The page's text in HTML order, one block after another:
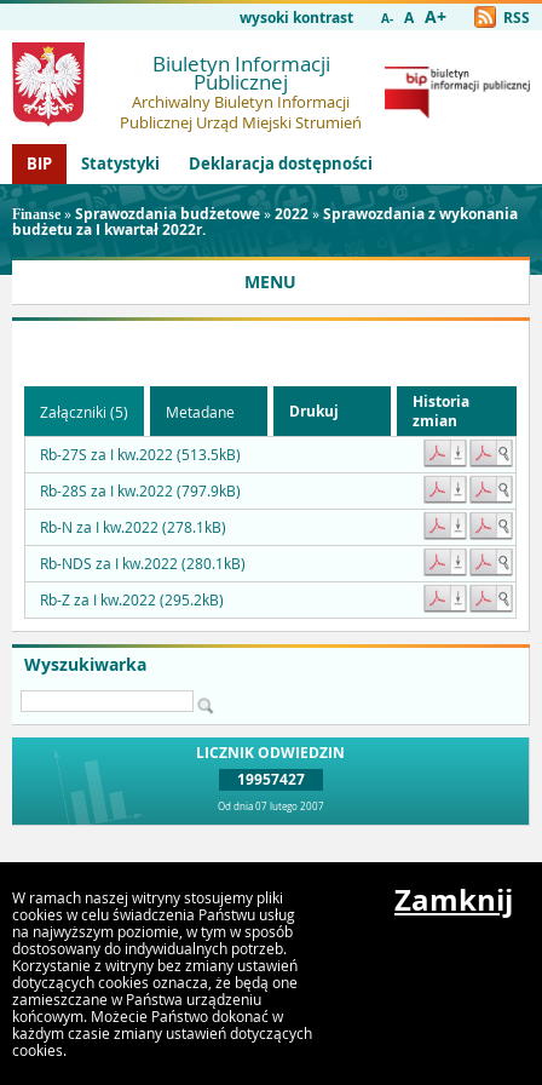
wysoki kontrast A- A A+ RSS
Biuletyn Informacji
Publicznej
Archiwalny Biuletyn Informacji
Publicznej Urząd Miejski Strumień
BIP
Statystyki Deklaracja dostępności
Finanse »Sprawozdania budżetowe»2022»Sprawozdania z wykonania
budżetu za I kwartał 2022r.
MENU
Wyszukiwarka
LICZNIK ODWIEDZIN
19957427
Od dnia 07 lutego 2007
Załączniki (5) Metadane Drukuj
Historia
zmian
Rb-27S za I kw.2022 (513.5kB)
Rb-28S za I kw.2022 (797.9kB)
Rb-N za I kw.2022 (278.1kB)
Rb-NDS za I kw.2022 (280.1kB)
Rb-Z za I kw.2022 (295.2kB)
Przejdź do góry
Urząd Miejski Strumień
ul. Rynek 4, 43-246 Strumień
W ramach naszej witryny stosujemy pliki
cookies w celu świadczenia Państwu usług
na najwyższym poziomie, w tym w sposób
dostosowany do indywidualnych potrzeb.
Korzystanie z witryny bez zmiany ustawień
dotyczących cookies oznacza, że będą one
zamieszczane w Państwa urządzeniu
końcowym. Możecie Państwo dokonać w
każdym czasie zmiany ustawień dotyczących
cookies.
Zamknij